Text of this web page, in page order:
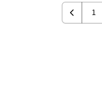
Previous
1